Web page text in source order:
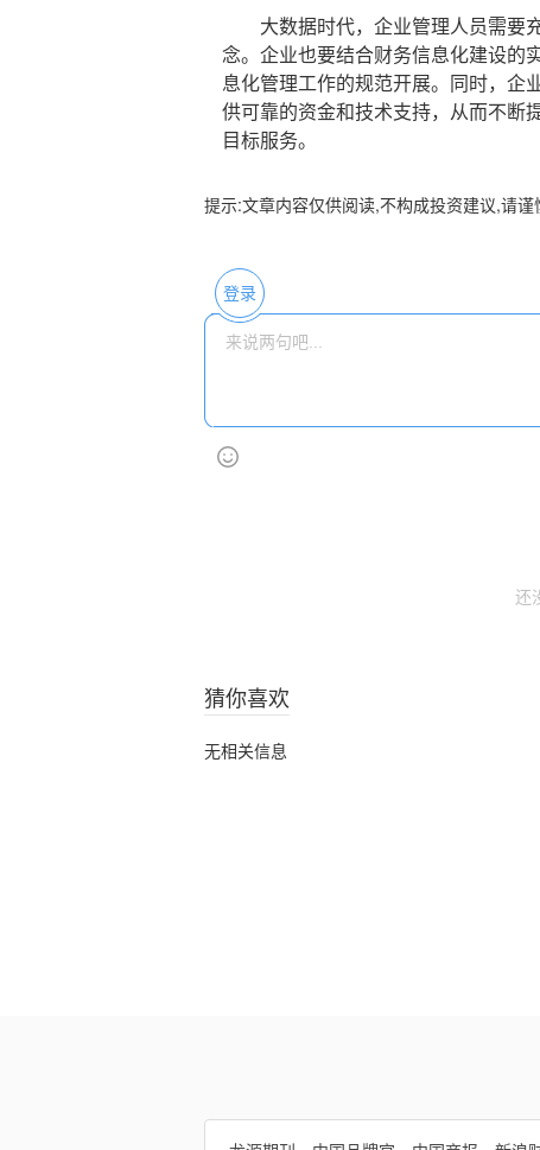
大数据时代，企业管理人员需要
念。企业也要结合财务信息化建设的
息化管理工作的规范开展。同时，企
供可靠的资金和技术支持，从而不断
目标服务。
提示:文章内容仅供阅读,不构成投资建议,请谨
登录
还
猜你喜欢
无相关信息